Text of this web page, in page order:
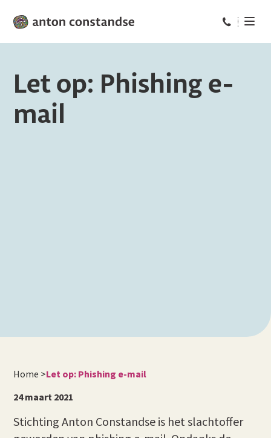
Bel ons op:
Let op: Phishing e-
mail
Home >Let op: Phishing e-mail
24 maart 2021
Stichting Anton Constandse is het slachtoffer